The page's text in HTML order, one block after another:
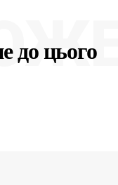
до цього